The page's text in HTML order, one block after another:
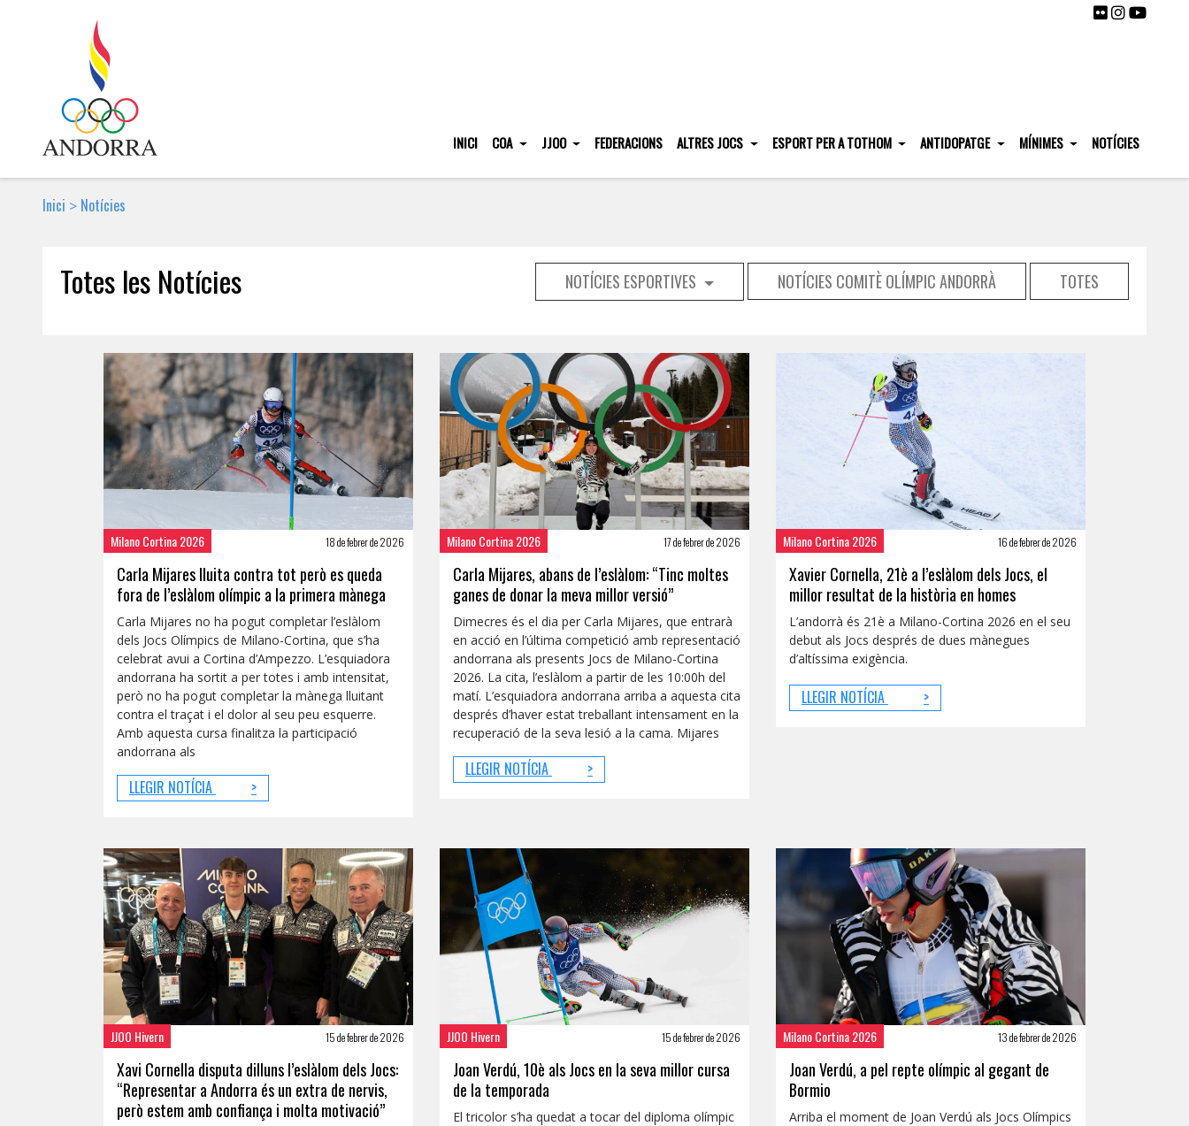
INICI COA JJOO FEDERACIONS ALTRES JOCS ESPORT PER A TOTHOM ANTIDOPATGE MÍNIMES NOTÍCIES
Inici > Notícies
Totes les Notícies NOTÍCIES ESPORTIVES NOTÍCIES COMITÈ OLÍMPIC ANDORRÀ TOTES
Milano Cortina 2026 18 de febrer de 2026
Carla Mijares lluita contra tot però es queda
fora de l’eslàlom olímpic a la primera mànega
Carla Mijares no ha pogut completar l’eslàlom
dels Jocs Olímpics de Milano-Cortina, que s’ha
celebrat avui a Cortina d’Ampezzo. L’esquiadora
andorrana ha sortit a per totes i amb intensitat,
però no ha pogut completar la mànega lluitant
contra el traçat i el dolor al seu peu esquerre.
Amb aquesta cursa finalitza la participació
andorrana als
LLEGIR NOTÍCIA >
Milano Cortina 2026 17 de febrer de 2026
Carla Mijares, abans de l’eslàlom: “Tinc moltes
ganes de donar la meva millor versió”
Dimecres és el dia per Carla Mijares, que entrarà
en acció en l’última competició amb representació
andorrana als presents Jocs de Milano-Cortina
2026. La cita, l’eslàlom a partir de les 10:00h del
matí. L’esquiadora andorrana arriba a aquesta cita
després d’haver estat treballant intensament en la
recuperació de la seva lesió a la cama. Mijares
LLEGIR NOTÍCIA >
Milano Cortina 2026 16 de febrer de 2026
Xavier Cornella, 21è a l’eslàlom dels Jocs, el
millor resultat de la història en homes
L’andorrà és 21è a Milano-Cortina 2026 en el seu
debut als Jocs després de dues mànegues
d’altíssima exigència.
LLEGIR NOTÍCIA >
JJOO Hivern 15 de febrer de 2026
Xavi Cornella disputa dilluns l’eslàlom dels Jocs:
“Representar a Andorra és un extra de nervis,
però estem amb confiança i molta motivació”
JJOO Hivern 15 de febrer de 2026
Joan Verdú, 10è als Jocs en la seva millor cursa
de la temporada
El tricolor s’ha quedat a tocar del diploma olímpic
Milano Cortina 2026 13 de febrer de 2026
Joan Verdú, a pel repte olímpic al gegant de
Bormio
Arriba el moment de Joan Verdú als Jocs Olímpics